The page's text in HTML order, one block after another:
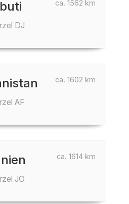
ca. 1562 km
DJ
ca. 1602 km
AF
ca. 1614 km
JO